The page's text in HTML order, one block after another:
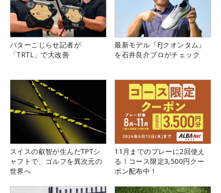
パターこじらせ記者が
「TRTL」で大改善
最新モデル『FJクオンタム』
を石井良介プロがチェック
スイスの叡智が生んだTPTシ
ャフトで、ゴルフを異次元の
世界へ
11月までのプレーに2回使え
る！コース限定3,500円クー
ポン配布中！